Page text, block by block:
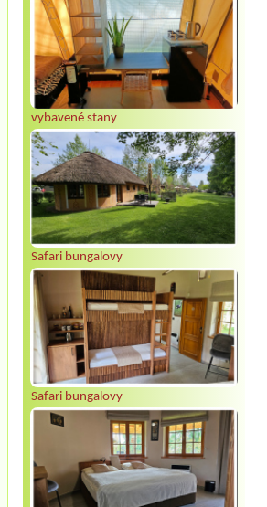
vybavené stany
Safari bungalovy
Safari bungalovy